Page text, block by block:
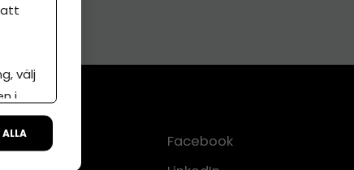
Kontakt
Facebook
att
välj
i